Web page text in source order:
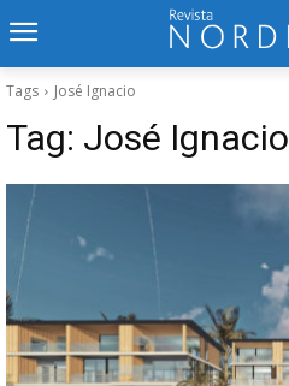
Tags José Ignacio
Tag: José Ignacio